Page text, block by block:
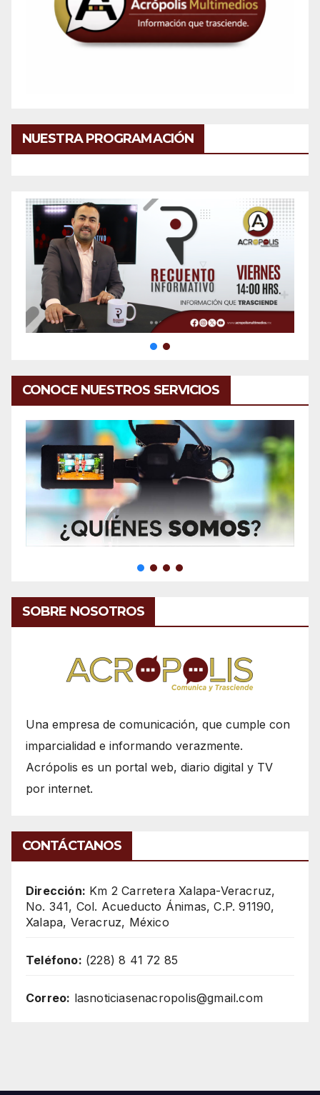
NUESTRA PROGRAMACIÓN
CONOCE NUESTROS SERVICIOS
SOBRE NOSOTROS
Una empresa de comunicación, que cumple con
imparcialidad e informando verazmente.
Acrópolis es un portal web, diario digital y TV
por internet.
CONTÁCTANOS
Dirección: Km 2 Carretera Xalapa-Veracruz,
No. 341, Col. Acueducto Ánimas, C.P. 91190,
Xalapa, Veracruz, México
Teléfono: (228) 8 41 72 85
Correo: lasnoticiasenacropolis@gmail.com